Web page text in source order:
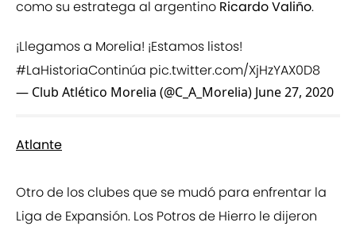
como su estratega al argentino Ricardo Valiño.
¡Llegamos a Morelia! ¡Estamos listos!
#LaHistoriaContinúa pic.twitter.com/XjHzYAX0D8
— Club Atlético Morelia (@C_A_Morelia) June 27, 2020
Atlante
Otro de los clubes que se mudó para enfrentar la
Liga de Expansión. Los Potros de Hierro le dijeron